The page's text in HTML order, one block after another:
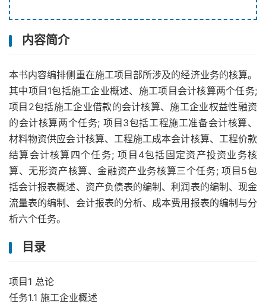
内容简介
本书内容编排侧重在施工项目部所涉及的经济业务的核算。
其中项目1包括施工企业概述、施工项目会计核算两个任务;
项目2包括施工企业借款的会计核算、施工企业权益性融资
的会计核算两个任务; 项目3包括工程施工准备会计核算、
材料物资供应会计核算、工程施工成本会计核算、工程价款
结算会计核算四个任务; 项目4包括固定资产投资业务核
算、无形资产核算、金融资产业务核算三个任务; 项目5包
括会计报表概述、资产负债表的编制、利润表的编制、现金
流量表的编制、会计报表的分析、成本费用报表的编制与分
析六个任务。
目录
项目1 总论
任务1.1 施工企业概述